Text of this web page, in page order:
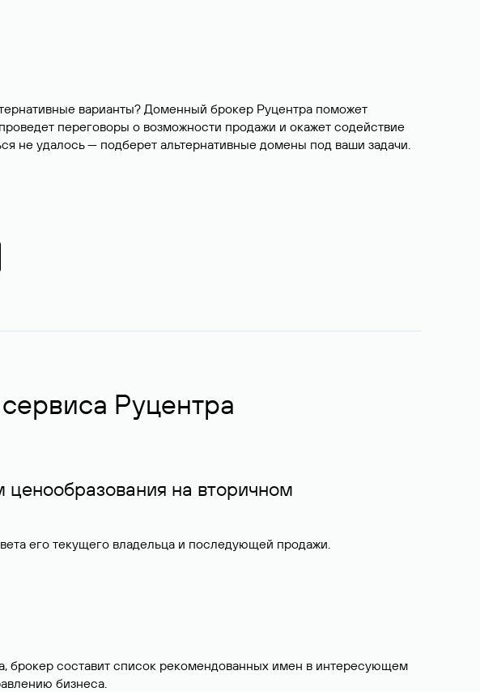
варианты? Доменный брокер Руцентра поможет
переговоры о возможности продажи и окажет содействие
не удалось — подберет альтернативные домены под ваши задачи.
Руцентра
на вторичном
его текущего владельца и последующей продажи.
брокер составит список рекомендованных имен в интересующем
бизнеса.